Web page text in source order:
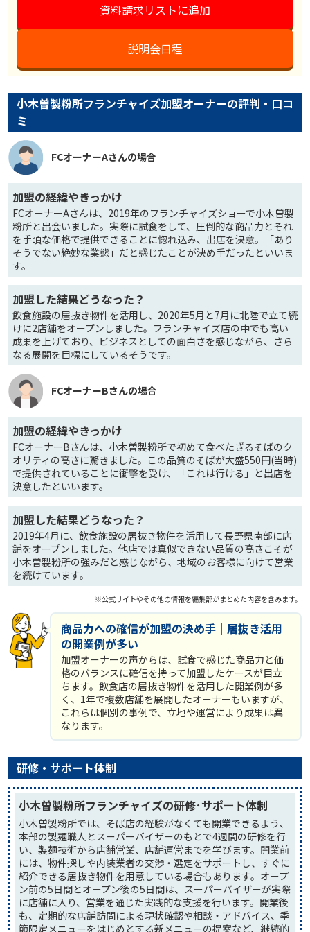
資料請求リストに追加
説明会日程
小木曽製粉所フランチャイズ加盟オーナーの評判・口コ
ミ
FCオーナーAさんの場合
加盟の経緯やきっかけ
FCオーナーAさんは、2019年のフランチャイズショーで小木曽製
粉所と出会いました。実際に試食をして、圧倒的な商品力とそれ
を手頃な価格で提供できることに惚れ込み、出店を決意。「あり
そうでない絶妙な業態」だと感じたことが決め手だったといいま
す。
加盟した結果どうなった？
飲食施設の居抜き物件を活用し、2020年5月と7月に北陸で立て続
けに2店舗をオープンしました。フランチャイズ店の中でも高い
成果を上げており、ビジネスとしての面白さを感じながら、さら
なる展開を目標にしているそうです。
FCオーナーBさんの場合
加盟の経緯やきっかけ
FCオーナーBさんは、小木曽製粉所で初めて食べたざるそばのク
オリティの高さに驚きました。この品質のそばが大盛550円(当時)
で提供されていることに衝撃を受け、「これは行ける」と出店を
決意したといいます。
加盟した結果どうなった？
2019年4月に、飲食施設の居抜き物件を活用して長野県南部に店
舗をオープンしました。他店では真似できない品質の高さこそが
小木曽製粉所の強みだと感じながら、地域のお客様に向けて営業
を続けています。
※公式サイトやその他の情報を編集部がまとめた内容を含みます。
商品力への確信が加盟の決め手｜居抜き活用
の開業例が多い
加盟オーナーの声からは、試食で感じた商品力と価
格のバランスに確信を持って加盟したケースが目立
ちます。飲食店の居抜き物件を活用した開業例が多
く、1年で複数店舗を展開したオーナーもいますが、
これらは個別の事例で、立地や運営により成果は異
なります。
研修・サポート体制
小木曽製粉所フランチャイズの研修･サポート体制
小木曽製粉所では、そば店の経験がなくても開業できるよう、
本部の製麺職人とスーパーバイザーのもとで4週間の研修を行
い、製麺技術から店舗営業、店舗運営までを学びます。開業前
には、物件探しや内装業者の交渉・選定をサポートし、すぐに
紹介できる居抜き物件を用意している場合もあります。オープ
ン前の5日間とオープン後の5日間は、スーパーバイザーが実際
に店舗に入り、営業を通じた実践的な支援を行います。開業後
も、定期的な店舗訪問による現状確認や相談・アドバイス、季
節限定メニューをはじめとする新メニューの提案など、継続的